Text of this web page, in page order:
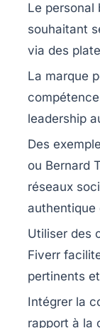
Le personal
souhaitant
via des
La marque
leadership
Des
ou Bernard
réseaux
authentique
Utiliser des
Fiverr
pertinents
Intégrer la
rapport à la